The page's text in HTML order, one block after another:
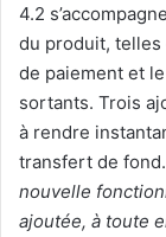
4.2
du produit, telles
de paiement et
sortants. Trois
à rendre
transfert de fond.
nouvelle
ajoutée, à toute